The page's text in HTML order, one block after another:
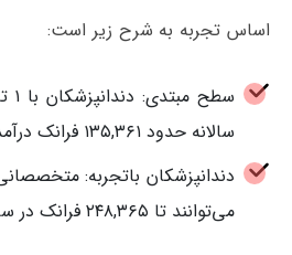
اساس تجربه به شرح زیر است:
سالانه حدود ۱۳۵,۳۶۱ فرانک درآمد داشته باشند.
می‌توانند تا ۲۴۸,۳۶۵ فرانک در سال درآمد کسب کنند.